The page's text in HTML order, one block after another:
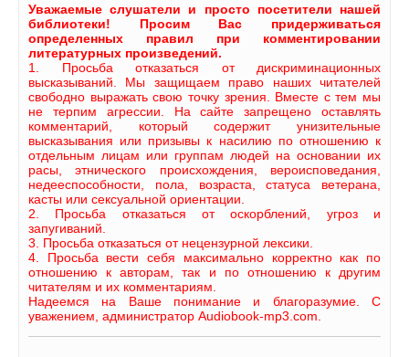
Уважаемые слушатели и просто посетители нашей
библиотеки! Просим Вас придерживаться
определенных правил при комментировании
литературных произведений.
1. Просьба отказаться от дискриминационных
высказываний. Мы защищаем право наших читателей
свободно выражать свою точку зрения. Вместе с тем мы
не терпим агрессии. На сайте запрещено оставлять
комментарий, который содержит унизительные
высказывания или призывы к насилию по отношению к
отдельным лицам или группам людей на основании их
расы, этнического происхождения, вероисповедания,
недееспособности, пола, возраста, статуса ветерана,
касты или сексуальной ориентации.
2. Просьба отказаться от оскорблений, угроз и
запугиваний.
3. Просьба отказаться от нецензурной лексики.
4. Просьба вести себя максимально корректно как по
отношению к авторам, так и по отношению к другим
читателям и их комментариям.
Надеемся на Ваше понимание и благоразумие. С
уважением, администратор Audiobook-mp3.com.